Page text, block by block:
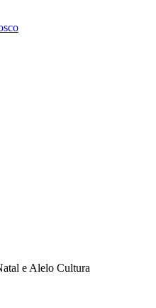
e Alelo Cultura